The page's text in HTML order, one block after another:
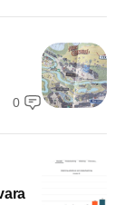
0